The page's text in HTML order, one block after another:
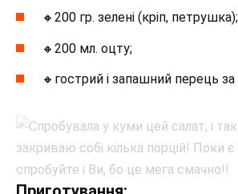
🔸200 гр. зелені (кріп, петрушка);
🔸200 мл. оцту;
🔸гострий і запашний перець